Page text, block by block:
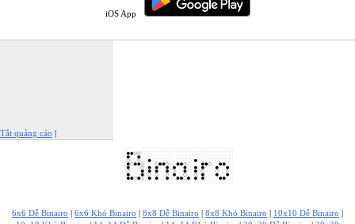
iOS App
Tắt quảng cáo |
6x6 Dễ Binairo | 6x6 Khó Binairo | 8x8 Dễ Binairo | 8x8 Khó Binairo | 10x10 Dễ Binairo |